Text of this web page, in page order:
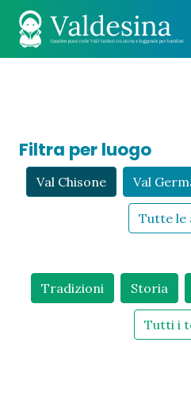
Filtra per luogo
Val Chisone Val
Tutte le
Tradizioni Storia
Tutti i